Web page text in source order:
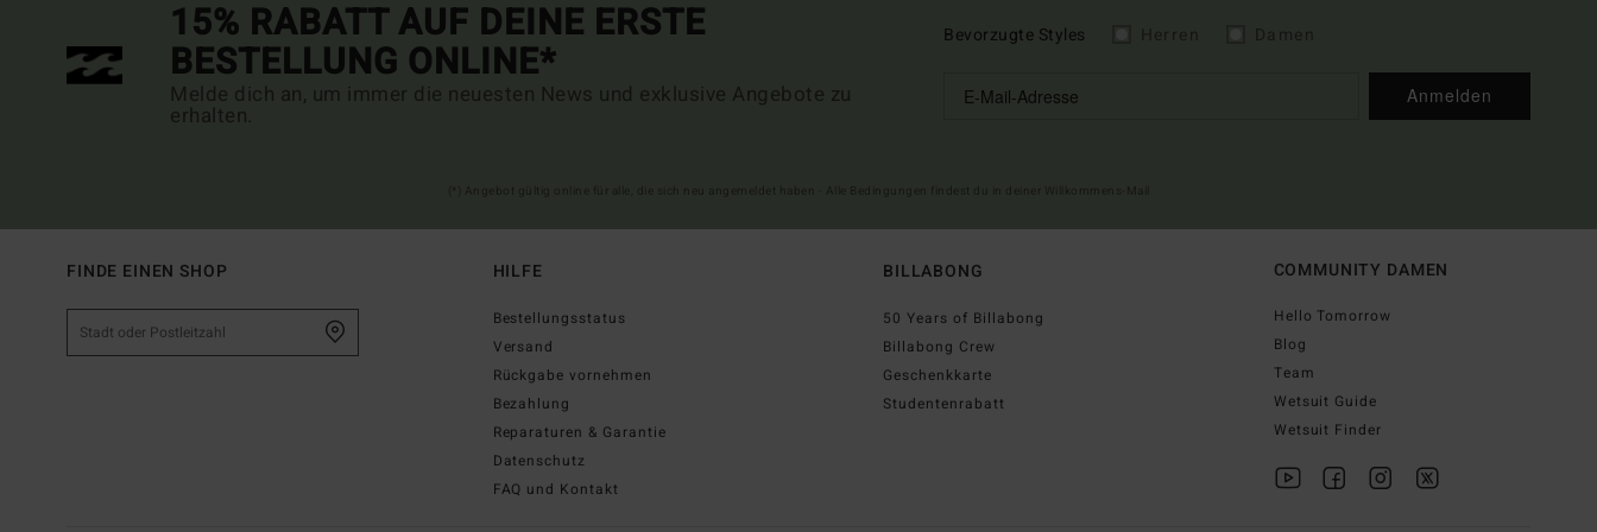
15% RABATT AUF DEINE ERSTE
BESTELLUNG ONLINE*
Melde dich an, um immer die neuesten News und exklusive Angebote zu
erhalten.
Bevorzugte Styles
Anmelden
FINDE EINEN SHOP HILFE
Bestellungsstatus
Versand
Rückgabe vornehmen
Bezahlung
Reparaturen & Garantie
Datenschutz
FAQ und Kontakt
BILLABONG
50 Years of Billabong
Billabong Crew
Geschenkkarte
Studentenrabatt
COMMUNITY DAMEN
Hello Tomorrow
Blog
Team
Wetsuit Guide
Wetsuit Finder